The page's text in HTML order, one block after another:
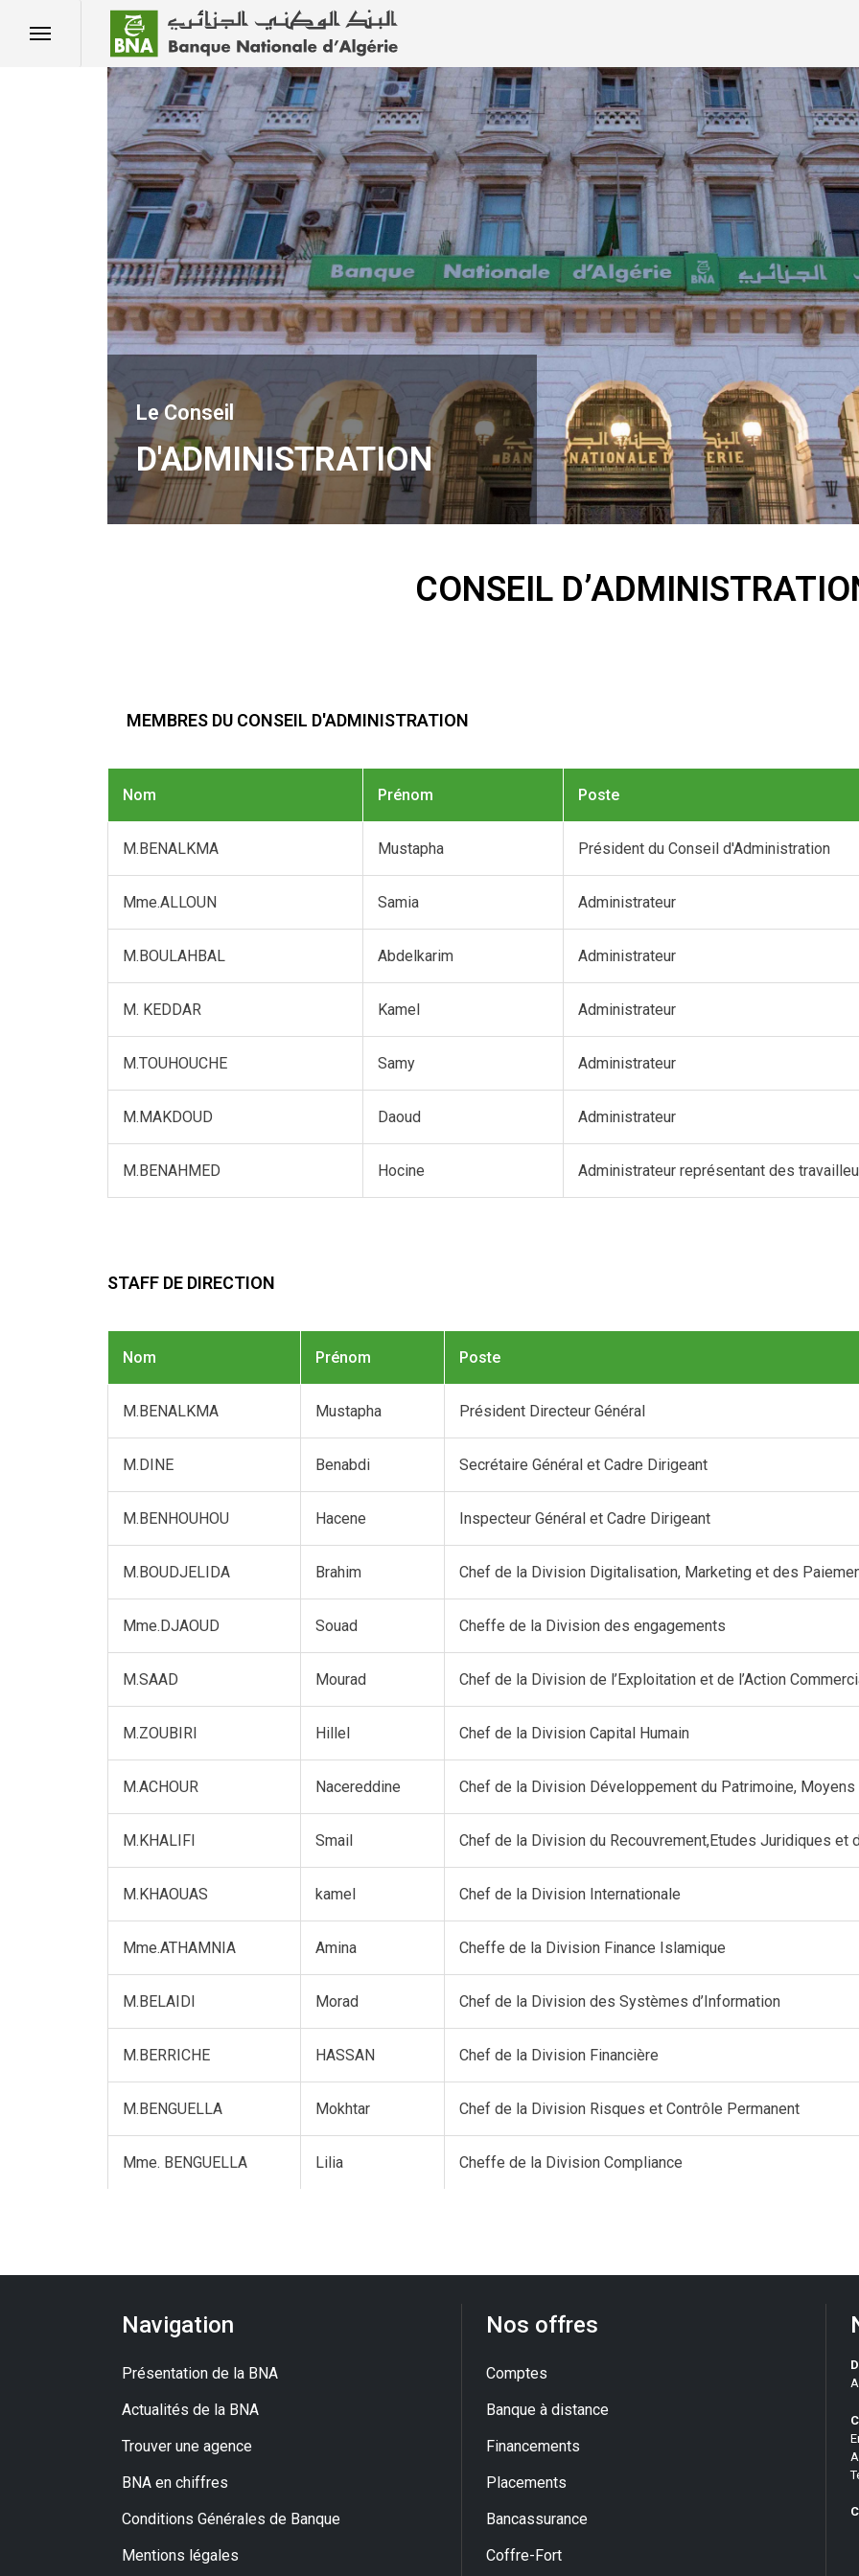
Le Conseil
D'ADMINISTRATION
CONSEIL
MEMBRES DU CONSEIL D'ADMINISTRATION
Nom Prénom Poste
M.BENALKMA Mustapha Président du Conseil d'Administration
Mme.ALLOUN Samia Administrateur
M.BOULAHBAL Abdelkarim Administrateur
M. KEDDAR Kamel Administrateur
M.TOUHOUCHE Samy Administrateur
M.MAKDOUD Daoud Administrateur
M.BENAHMED Hocine Administrateur représentant des
STAFF DE DIRECTION
Nom Prénom Poste
M.BENALKMA Mustapha Président Directeur Général
M.DINE Benabdi Secrétaire Général et Cadre Dirigeant
M.BENHOUHOU Hacene Inspecteur Général et Cadre Dirigeant
M.BOUDJELIDA Brahim Chef de la Division Digitalisation, Marketing et des
Mme.DJAOUD Souad Cheffe de la Division des engagements
M.SAAD Mourad Chef de la Division de l’Exploitation et de l’Action
M.ZOUBIRI Hillel Chef de la Division Capital Humain
M.ACHOUR Nacereddine Chef de la Division Développement du Patrimoine,
M.KHALIFI Smail Chef de la Division du Recouvrement,Etudes Juridiques et
M.KHAOUAS kamel Chef de la Division Internationale
Mme.ATHAMNIA Amina Cheffe de la Division Finance Islamique
M.BELAIDI Morad Chef de la Division des Systèmes d’Information
M.BERRICHE HASSAN Chef de la Division Financière
M.BENGUELLA Mokhtar Chef de la Division Risques et Contrôle Permanent
Mme. BENGUELLA Lilia Cheffe de la Division Compliance
Navigation
Présentation de la BNA
Actualités de la BNA
Trouver une agence
BNA en chiffres
Conditions Générales de Banque
Mentions légales
Nos offres
Comptes
Banque à distance
Financements
Placements
Bancassurance
Coffre-Fort